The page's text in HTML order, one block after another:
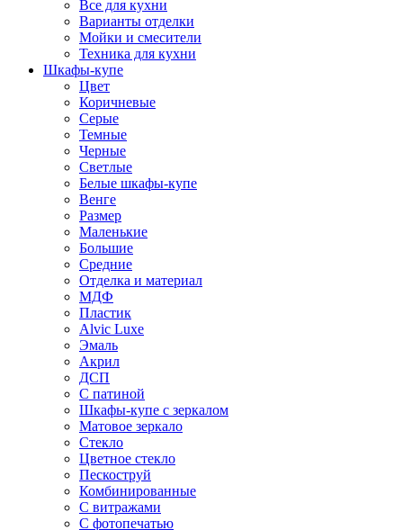
Все для кухни
Варианты отделки
Мойки и смесители
Техника для кухни
Шкафы-купе
Цвет
Коричневые
Серые
Темные
Черные
Светлые
Белые шкафы-купе
Венге
Размер
Маленькие
Большие
Средние
Отделка и материал
МДФ
Пластик
Alvic Luxe
Эмаль
Акрил
ДСП
С патиной
Шкафы-купе с зеркалом
Матовое зеркало
Стекло
Цветное стекло
Пескоструй
Комбинированные
С витражами
С фотопечатью